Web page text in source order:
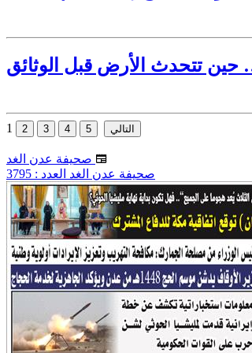
تتحدث الأرض قبل الوثائق
1
صحيفة عدن الغد العدد : 3795